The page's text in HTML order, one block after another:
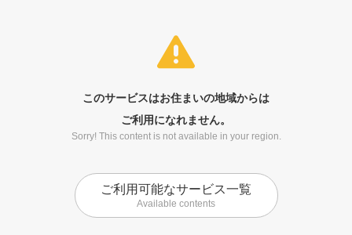
このサービスはお住まいの地域からは
ご利用になれません。
Sorry! This content is not available in your region.
ご利用可能なサービス一覧
Available contents